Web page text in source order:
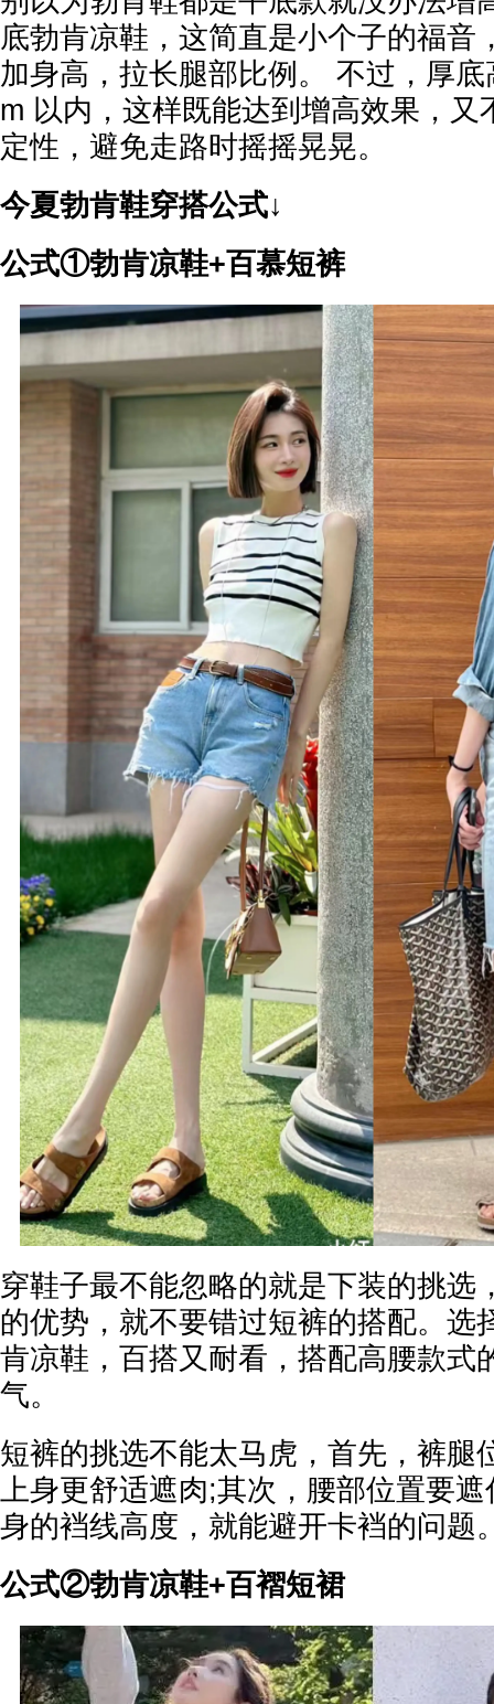
底勃肯凉鞋，这简直是小个子的福音
加身高，拉长腿部比例。 不过，厚
m 以内，这样既能达到增高效果，又
定性，避免走路时摇摇晃晃。
今夏勃肯鞋穿搭公式↓
公式①勃肯凉鞋+百慕短裤
穿鞋子最不能忽略的就是下装的挑选
的优势，就不要错过短裤的搭配。选
肯凉鞋，百搭又耐看，搭配高腰款式
气。
短裤的挑选不能太马虎，首先，裤腿
上身更舒适遮肉;其次，腰部位置要
身的裆线高度，就能避开卡裆的问题
公式②勃肯凉鞋+百褶短裙